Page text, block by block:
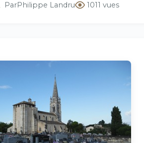
ParPhilippe Landru 1011 vues